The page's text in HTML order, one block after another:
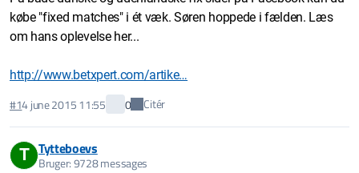
købe "fixed matches" i ét væk. Søren hoppede i fælden. Læs
om hans oplevelse her...
http://www.betxpert.com/artike…
#14 june 2015 11:55 0 Citér
T Tytteboevs
Bruger: 9728 messages